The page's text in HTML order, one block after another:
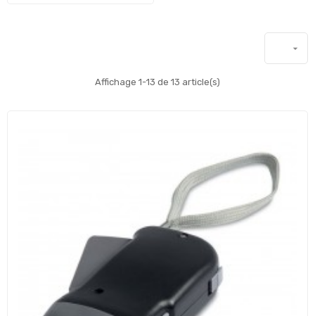

Affichage 1-13 de 13 article(s)